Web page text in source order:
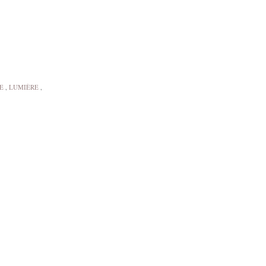
, LUMIÈRE,